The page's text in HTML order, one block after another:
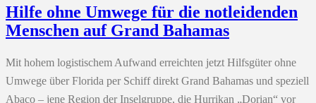
Hilfe ohne Umwege für die notleidenden
Menschen auf Grand Bahamas
Mit hohem logistischem Aufwand erreichten jetzt Hilfsgüter ohne
Umwege über Florida per Schiff direkt Grand Bahamas und speziell
Abaco – jene Region der Inselgruppe, die Hurrikan „Dorian“ vor